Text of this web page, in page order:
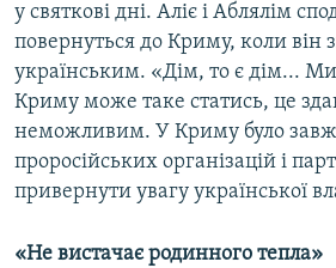
у святкові дні. Аліє і Аблялім
повернуться до Криму, коли він
українським. «Дім, то є дім...
Криму може таке статись, це
неможливим. У Криму було
проросійських організацій і
привернути увагу української
«Не вистачає родинного тепла»